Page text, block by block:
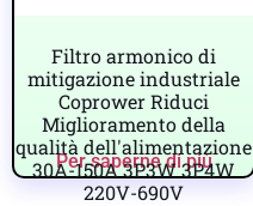
Filtro armonico di
mitigazione industriale
Coprower Riduci
Miglioramento della
qualità dell'alimentazione
30A-150A 3P3W 3P4W
220V-690V
Per saperne di più